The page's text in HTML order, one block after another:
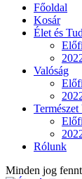
Főoldal
Kosár
Élet és
Valóság
Rólunk
Minden jog